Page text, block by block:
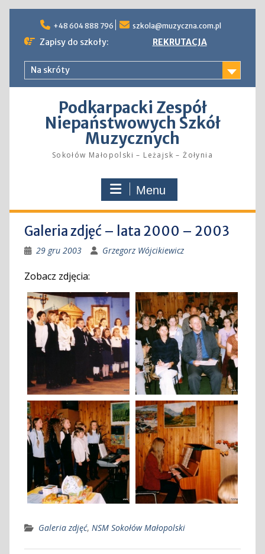
content
+48 604 888 796 szkola@muzyczna.com.pl
Zapisy do szkoły: REKRUTACJA
Na skróty
Podkarpacki Zespół
Niepaństwowych Szkół
Muzycznych
Sokołów Małopolski – Leżajsk – Żołynia
Menu
Galeria zdjęć – lata 2000 – 2003
29 gru 2003 Grzegorz Wójcikiewicz
Zobacz zdjęcia:
Galeria zdjęć, NSM Sokołów Małopolski